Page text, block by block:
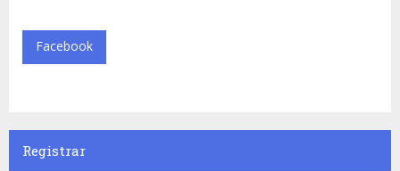
Facebook
Registrar